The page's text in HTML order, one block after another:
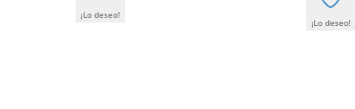
¡Lo deseo!
¡Lo deseo!